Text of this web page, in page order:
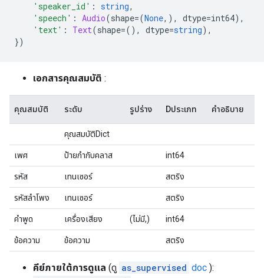
'speaker_id' : string,
'speech' : Audio(shape=(None,), dtype=int64),
'text' : Text(shape=(), dtype=string),
})
เอกสารคุณสมบัติ :
คุณสมบัติ ระดับ รูปร่าง Dประเภท คำอธิบาย
คุณสมบัติDict
เพศ ป้ายกำกับคลาส int64
รหัส เทนเซอร์ สตริง
รหัสลำโพง เทนเซอร์ สตริง
คำพูด เครื่องเสียง (ไม่มี,) int64
ข้อความ ข้อความ สตริง
คีย์ภายใต้การดูแล (ดู as_supervised doc ):